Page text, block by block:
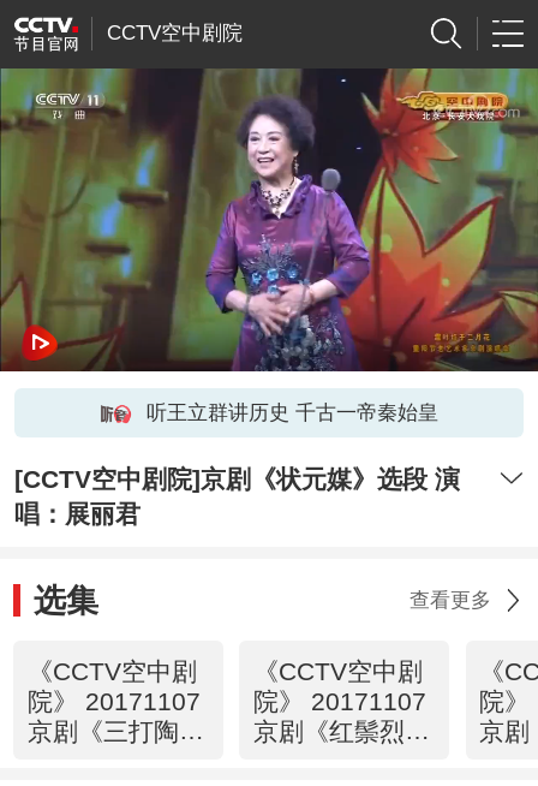
CCTV空中剧院
听王立群讲历史 千古一帝秦始皇
[CCTV空中剧院]京剧《状元媒》选段 演
唱：展丽君
选集 查看更多
《CCTV空中剧
院》 20171107
京剧《三打陶三
《CCTV空中剧
院》 20171107
京剧《红鬃烈
《
院》
京剧